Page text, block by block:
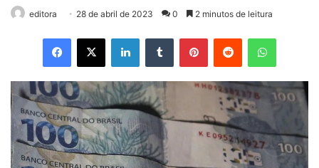
editora 28 de abril de 2023 0 2 minutos de leitura